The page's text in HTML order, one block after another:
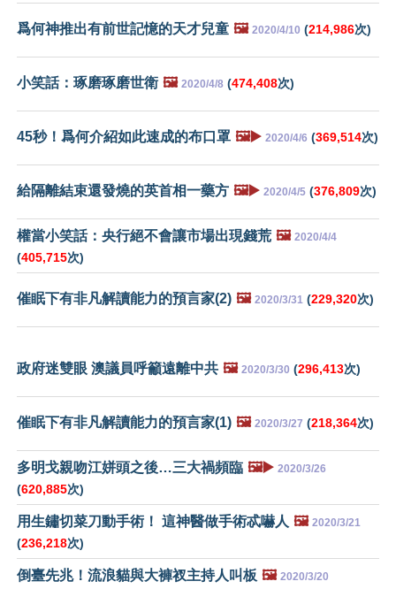
爲何神推出有前世記憶的天才兒童 🖼️ 2020/4/10 (214,986次)
小笑話：琢磨琢磨世衛 🖼️ 2020/4/8 (474,408次)
45秒！爲何介紹如此速成的布口罩 🖼️▶️ 2020/4/6 (369,514次)
給隔離結束還發燒的英首相一藥方 🖼️▶️ 2020/4/5 (376,809次)
權當小笑話：央行絕不會讓市場出現錢荒 🖼️ 2020/4/4
(405,715次)
催眠下有非凡解讀能力的預言家(2) 🖼️ 2020/3/31 (229,320次)
政府迷雙眼 澳議員呼籲遠離中共 🖼️ 2020/3/30 (296,413次)
催眠下有非凡解讀能力的預言家(1) 🖼️ 2020/3/27 (218,364次)
多明戈親吻江姘頭之後…三大禍頻臨 🖼️▶️ 2020/3/26
(620,885次)
用生鏽切菜刀動手術！ 這神醫做手術忒嚇人 🖼️ 2020/3/21
(236,218次)
倒臺先兆！流浪貓與大褲衩主持人叫板 🖼️ 2020/3/20